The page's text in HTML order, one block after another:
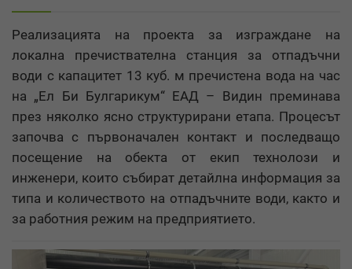
Реализацията на проекта за изграждане на
локална пречиствателна станция за отпадъчни
води с капацитет 13 куб. м пречистена вода на час
на „Ел Би Булгарикум“ ЕАД – Видин преминава
през няколко ясно структурирани етапа. Процесът
започва с първоначален контакт и последващо
посещение на обекта от екип технолози и
инженери, които събират детайлна информация за
типа и количеството на отпадъчните води, както и
за работния режим на предприятието.